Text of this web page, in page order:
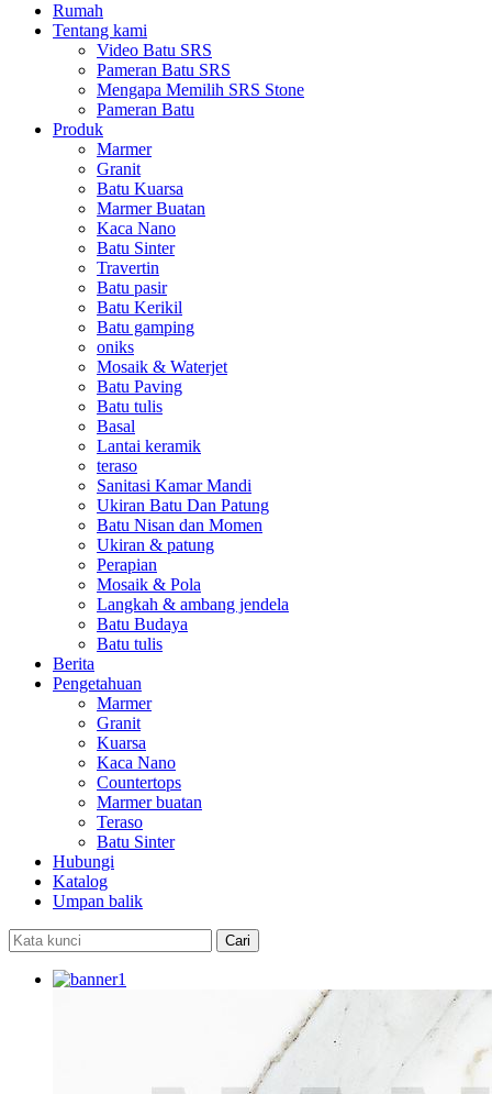
Rumah
Tentang kami
Video Batu SRS
Pameran Batu SRS
Mengapa Memilih SRS Stone
Pameran Batu
Produk
Marmer
Granit
Batu Kuarsa
Marmer Buatan
Kaca Nano
Batu Sinter
Travertin
Batu pasir
Batu Kerikil
Batu gamping
oniks
Mosaik & Waterjet
Batu Paving
Batu tulis
Basal
Lantai keramik
teraso
Sanitasi Kamar Mandi
Ukiran Batu Dan Patung
Batu Nisan dan Momen
Ukiran & patung
Perapian
Mosaik & Pola
Langkah & ambang jendela
Batu Budaya
Batu tulis
Berita
Pengetahuan
Marmer
Granit
Kuarsa
Kaca Nano
Countertops
Marmer buatan
Teraso
Batu Sinter
Hubungi
Katalog
Umpan balik